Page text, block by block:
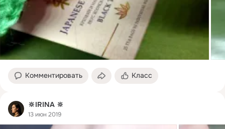
Комментировать Класс
🔆IRINA 🔆
13 июн 2019